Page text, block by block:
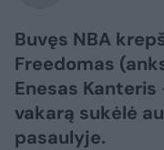
Buvęs NBA
Freedomas
Enesas
vakarą sukėlė
pasaulyje.